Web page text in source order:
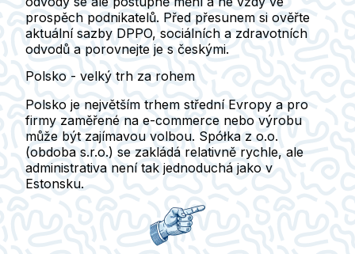
prospěch podnikatelů. Před přesunem si ověřte
aktuální sazby DPPO, sociálních a zdravotních
odvodů a porovnejte je s českými.
Polsko - velký trh za rohem
Polsko je největším trhem střední Evropy a pro
firmy zaměřené na e-commerce nebo výrobu
může být zajímavou volbou. Spółka z o.o.
(obdoba s.r.o.) se zakládá relativně rychle, ale
administrativa není tak jednoduchá jako v
Estonsku.